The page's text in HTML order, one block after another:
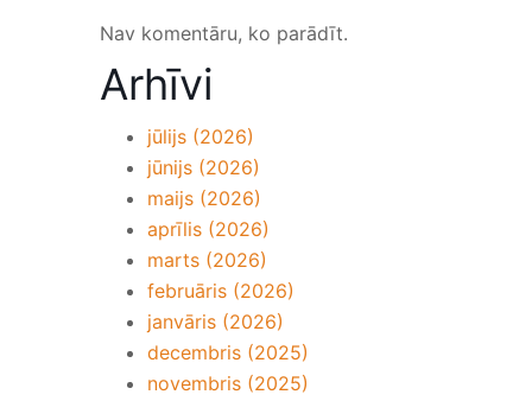
Nav komentāru, ko parādīt.
Arhīvi
jūlijs (2026)
jūnijs (2026)
maijs (2026)
aprīlis (2026)
marts (2026)
februāris (2026)
janvāris (2026)
decembris (2025)
novembris (2025)